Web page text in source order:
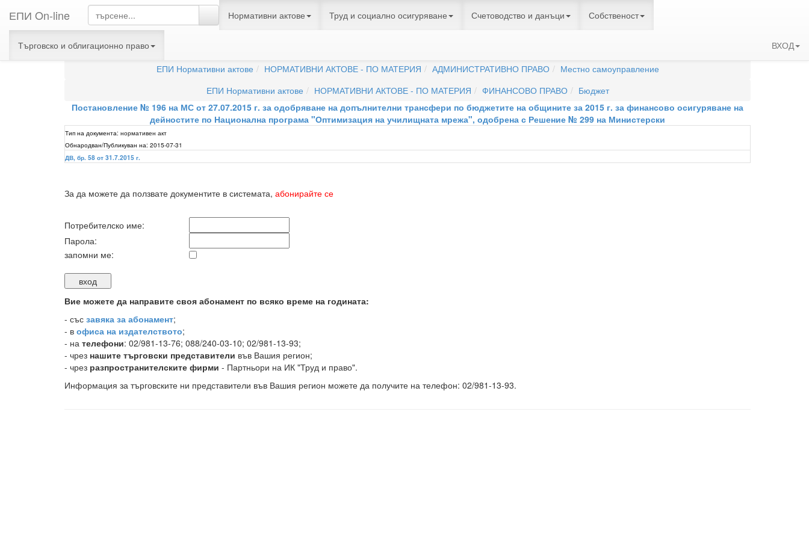
ЕПИ On-line Нормативни актове Труд и социално осигуряване Счетоводство и данъци Собственост
Търговско и облигационно право ВХОД
ЕПИ Нормативни актове
НОРМАТИВНИ АКТОВЕ - ПО МАТЕРИЯ АДМИНИСТРАТИВНО ПРАВО
Местно самоуправление
ЕПИ Нормативни актове
НОРМАТИВНИ АКТОВЕ - ПО МАТЕРИЯ ФИНАНСОВО ПРАВО
Бюджет
Постановление № 196 на МС от 27.07.2015 г. за одобряване на допълнителни трансфери по бюджетите на общините за 2015 г. за финансово осигуряване на
дейностите по Национална програма "Оптимизация на училищната мрежа", одобрена с Решение № 299 на Министерски
Тип на документа: нормативен акт
Обнародван/Публикуван на: 2015-07-31
ДВ, бр. 58 от 31.7.2015 г.
За да можете да ползвате документите в системата, абонирайте се
Потребителско име:
Парола:
запомни ме:
Вие можете да направите своя абонамент по всяко време на годината:
- със завяка за абонамент;
- в офиса на издателството;
- на телефони: 02/981-13-76; 088/240-03-10; 02/981-13-93;
- чрез нашите търговски представители във Вашия регион;
- чрез разпространителските фирми - Партньори на ИК "Труд и право".
Информация за търговските ни представители във Вашия регион можете да получите на телефон: 02/981-13-93.